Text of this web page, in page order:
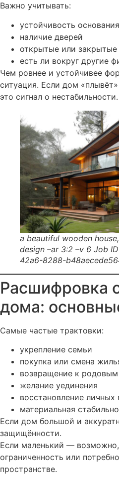
Важно учитывать:
устойчивость основания
наличие дверей
открытые или закрытые
есть ли вокруг другие
Чем ровнее и устойчивее
ситуация. Если дом
это сигнал о нестабильности.
a beautiful wooden
design –ar 3:2 –v 6 Job
42a6-8288-
Расшифровка
дома:
Самые частые трактовки:
укрепление семьи
покупка или смена
возвращение к
желание уединения
восстановление личных
материальная
Если дом большой и
защищённости.
Если маленький —
ограниченность или
пространстве.